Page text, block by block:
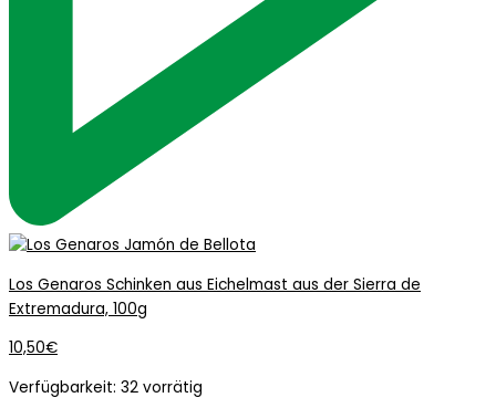
Los Genaros Schinken aus Eichelmast aus der Sierra de
Extremadura, 100g
10,50€
Verfügbarkeit: 32 vorrätig